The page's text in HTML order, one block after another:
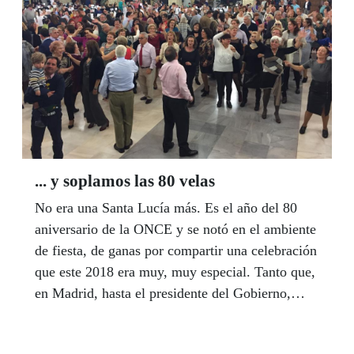
... y soplamos las 80 velas
No era una Santa Lucía más. Es el año del 80
aniversario de la ONCE y se notó en el ambiente
de fiesta, de ganas por compartir una celebración
que este 2018 era muy, muy especial. Tanto que,
en Madrid, hasta el presidente del Gobierno,